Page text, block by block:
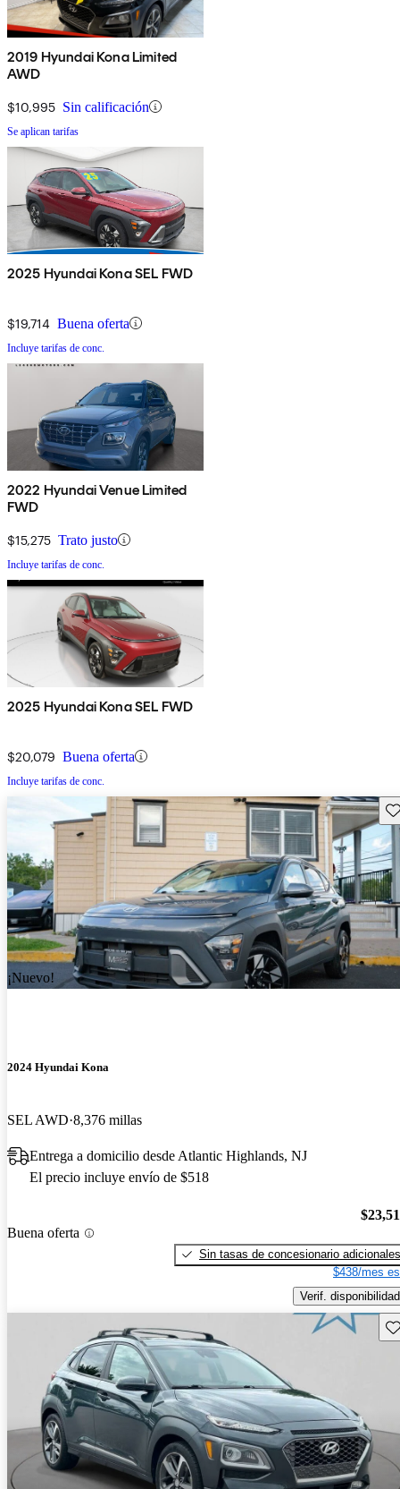
2019 Hyundai Kona Limited
AWD
$10,995 Sin calificación
Se aplican tarifas
2025 Hyundai Kona SEL FWD
$19,714 Buena oferta
Incluye tarifas de conc.
2022 Hyundai Venue Limited
FWD
$15,275 Trato justo
Incluye tarifas de conc.
2025 Hyundai Kona SEL FWD
$20,079 Buena oferta
Incluye tarifas de conc.
¡Nuevo!
2024 Hyundai Kona
SEL AWD 8,376 millas
Entrega a domicilio desde Atlantic Highlands, NJ
El precio incluye envío de $518
Buena oferta
Sin tasas de concesionario adicionales
$438/mes
Verif. disponibilidad